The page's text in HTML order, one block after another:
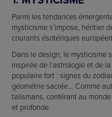
Parmi les tendances
mysticisme s’impose, héritier
courants ésotériques
Dans le design, le mysticisme
inspirée de l’astrologie et de
populaire fort : signes du
géométrie sacrée… Comme
talismans, conférant au
et profonde.